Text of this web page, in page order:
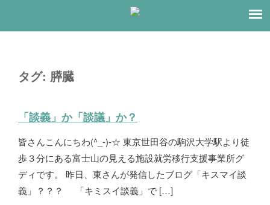
タグ: 膵臓
「談義」か「談議」か？
皆さんこんにちわ(^_-)-☆ 東京世田谷の駒沢大学駅より徒
歩３分にある富士山の見える施設就労移行支援事業所グ
ディです。 昨日、東さんが発信したブログ「キスマイ談
義」？？？ 「キミスイ談義」で […]